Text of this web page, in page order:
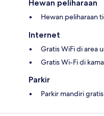
Hewan peliharaan
Hewan peliharaan
Internet
Gratis WiFi di area
Gratis Wi-Fi di
Parkir
Parkir mandiri